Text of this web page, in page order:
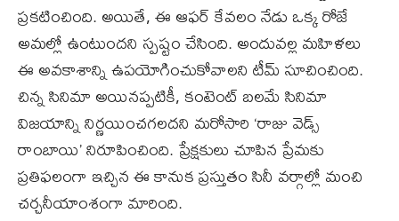
ప్రకటించింది. అయితే, ఈ ఆఫర్ కేవలం నేడు ఒక్క రోజే
అమల్లో ఉంటుందని స్పష్టం చేసింది. అందువల్ల మహిళలు
ఈ అవకాశాన్ని ఉపయోగించుకోవాలని టీమ్ సూచించింది.
చిన్న సినిమా అయినప్పటికీ, కంటెంట్ బలమే సినిమా
విజయాన్ని నిర్ణయించగలదని మరోసారి ‘రాజు వెడ్స్
రాంబాయి’ నిరూపించింది. ప్రేక్షకులు చూపిన ప్రేమకు
ప్రతిఫలంగా ఇచ్చిన ఈ కానుక ప్రస్తుతం సినీ వర్గాల్లో మంచి
చర్చనీయాంశంగా మారింది.